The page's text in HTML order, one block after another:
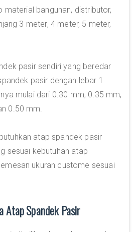
material bangunan, distributor,
3 meter, 4 meter, 5 meter,
pasir sendiri yang beredar
pasir dengan lebar 1
mulai dari 0.30 mm, 0.35 mm,
0.50 mm.
atap spandek pasir
sesuai kebutuhan atap
ukuran custome sesuai
Atap Spandek Pasir